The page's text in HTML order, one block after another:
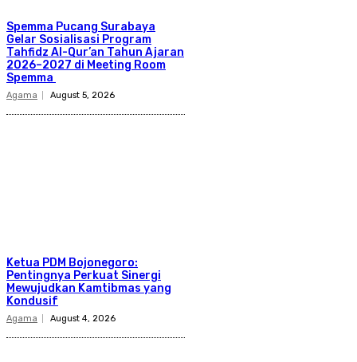
Spemma Pucang Surabaya
Gelar Sosialisasi Program
Tahfidz Al-Qur’an Tahun Ajaran
2026–2027 di Meeting Room
Spemma
Agama August 5, 2026
Ketua PDM Bojonegoro:
Pentingnya Perkuat Sinergi
Mewujudkan Kamtibmas yang
Kondusif
Agama August 4, 2026